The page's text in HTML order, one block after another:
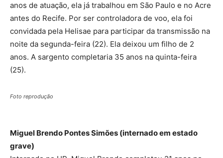
anos de atuação, ela já trabalhou em São Paulo e no Acre
antes do Recife. Por ser controladora de voo, ela foi
convidada pela Helisae para participar da transmissão na
noite da segunda-feira (22). Ela deixou um filho de 2
anos. A sargento completaria 35 anos na quinta-feira
(25).
Foto reprodução
Miguel Brendo Pontes Simões (internado em estado
grave)